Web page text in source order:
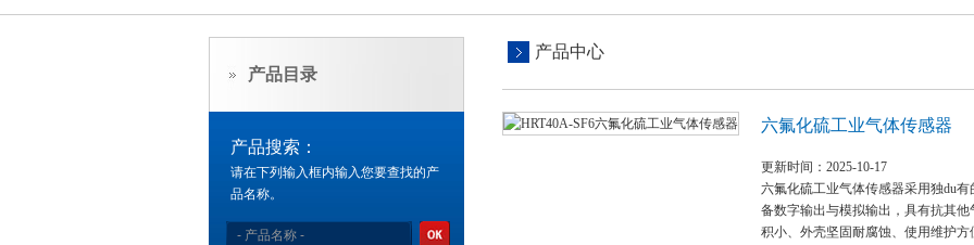
产品目录
产品搜索：
请在下列输入框内输入您要查找的产
品名称。
产品中心
六氟化硫工业气体传感器
更新时间：2025-10-17
六氟化硫工业气体传感器采用独du
备数字输出与模拟输出，具有抗其
积小、外壳坚固耐腐蚀、使用维护